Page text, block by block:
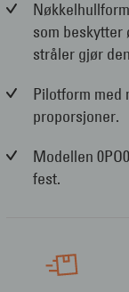
som beskytter
stråler gjør
Pilotform med
proporsjoner.
Modellen
fest.